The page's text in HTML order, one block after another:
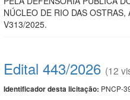
NÚCLEO DE RIO DAS OSTRAS,
V313/2025.
Edital 443/2026 (12
Identificador desta licitação: PNCP-